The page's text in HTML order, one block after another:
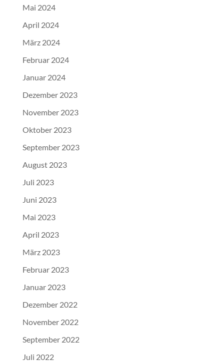
Mai 2024
April 2024
März 2024
Februar 2024
Januar 2024
Dezember 2023
November 2023
Oktober 2023
September 2023
August 2023
Juli 2023
Juni 2023
Mai 2023
April 2023
März 2023
Februar 2023
Januar 2023
Dezember 2022
November 2022
September 2022
Juli 2022